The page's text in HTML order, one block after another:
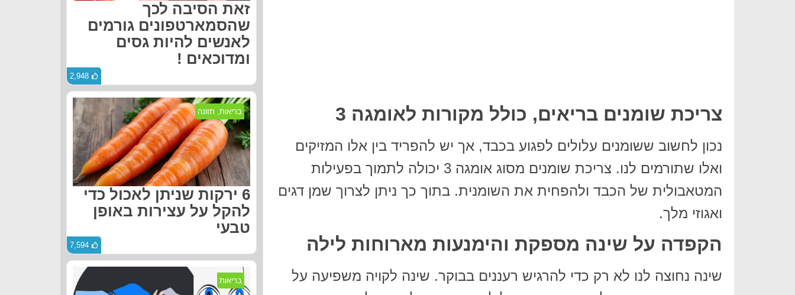
צריכת שומנים בריאים, כולל מקורות לאומגה 3
נכון לחשוב ששומנים עלולים לפגוע בכבד, אך יש להפריד בין אלו המזיקים
ואלו שתורמים לנו. צריכת שומנים מסוג אומגה 3 יכולה לתמוך בפעילות
המטאבולית של הכבד ולהפחית את השומנית. בתוך כך ניתן לצרוך שמן דגים
ואגוזי מלך.
הקפדה על שינה מספקת והימנעות מארוחות לילה
שינה נחוצה לנו לא רק כדי להרגיש רעננים בבוקר. שינה לקויה משפיעה על
זאת הסיבה לכך
שהסמארטפונים גורמים
לאנשים להיות גסים
ומדוכאים !
2,948
בריאות, תזונה
6 ירקות שניתן לאכול כדי
להקל על עצירות באופן
טבעי
7,594
בריאות